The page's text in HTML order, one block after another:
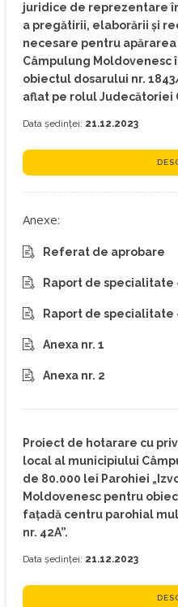
juridice de reprezentare
a pregătirii, elaborării şi
necesare pentru
Câmpulung
obiectul dosarului nr.
aflat pe rolul Judecătoriei
Data ședinței: 21.12.2023
Anexe:
Referat de aprobare
Raport de specialitate
Raport de
Anexa nr. 1
Anexa nr. 2
Proiect de hotarare cu
local al municipiului
de 80.000 lei Parohiei
Moldovenesc pentru
fațadă centru parohial
nr. 42A”.
Data ședinței: 21.12.2023